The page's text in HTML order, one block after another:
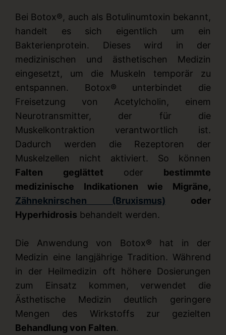
Bei Botox®, auch als Botulinumtoxin bekannt,
handelt es sich eigentlich um ein
Bakterienprotein. Dieses wird in der
medizinischen und ästhetischen Medizin
eingesetzt, um die Muskeln temporär zu
entspannen. Botox® unterbindet die
Freisetzung von Acetylcholin, einem
Neurotransmitter, der für die
Muskelkontraktion verantwortlich ist.
Dadurch werden die Rezeptoren der
Muskelzellen nicht aktiviert. So können
Falten geglättet oder bestimmte
medizinische Indikationen wie Migräne,
Zähneknirschen (Bruxismus) oder
Hyperhidrosis behandelt werden.
Die Anwendung von Botox® hat in der
Medizin eine langjährige Tradition. Während
in der Heilmedizin oft höhere Dosierungen
zum Einsatz kommen, verwendet die
Ästhetische Medizin deutlich geringere
Mengen des Wirkstoffs zur gezielten
Behandlung von Falten.